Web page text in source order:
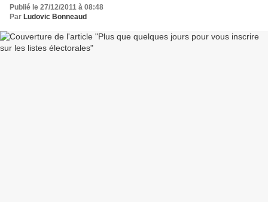
Publié le 27/12/2011 à 08:48
Par Ludovic Bonneaud